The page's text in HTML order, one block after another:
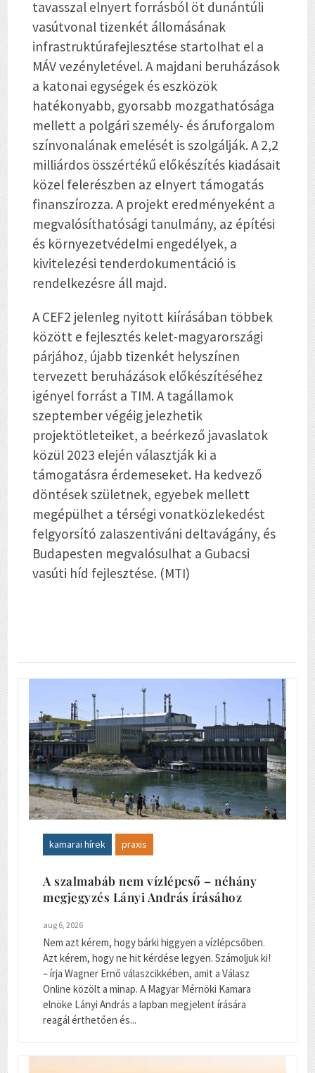
tavasszal elnyert forrásból öt dunántúli
vasútvonal tizenkét állomásának
infrastruktúrafejlesztése startolhat el a
MÁV vezényletével. A majdani beruházások
a katonai egységek és eszközök
hatékonyabb, gyorsabb mozgathatósága
mellett a polgári személy- és áruforgalom
színvonalának emelését is szolgálják. A 2,2
milliárdos összértékű előkészítés kiadásait
közel felerészben az elnyert támogatás
finanszírozza. A projekt eredményeként a
megvalósíthatósági tanulmány, az építési
és környezetvédelmi engedélyek, a
kivitelezési tenderdokumentáció is
rendelkezésre áll majd.
A CEF2 jelenleg nyitott kiírásában többek
között e fejlesztés kelet-magyarországi
párjához, újabb tizenkét helyszínen
tervezett beruházások előkészítéséhez
igényel forrást a TIM. A tagállamok
szeptember végéig jelezhetik
projektötleteiket, a beérkező javaslatok
közül 2023 elején választják ki a
támogatásra érdemeseket. Ha kedvező
döntések születnek, egyebek mellett
megépülhet a térségi vonatközlekedést
felgyorsító zalaszentiváni deltavágány, és
Budapesten megvalósulhat a Gubacsi
vasúti híd fejlesztése. (MTI)
kamarai hírek praxis
A szalmabáb nem vízlépcső – néhány
megjegyzés Lányi András írásához
aug 6, 2026
Nem azt kérem, hogy bárki higgyen a vízlépcsőben.
Azt kérem, hogy ne hit kérdése legyen. Számoljuk ki!
– írja Wagner Ernő válaszcikkében, amit a Válasz
Online közölt a minap. A Magyar Mérnöki Kamara
elnöke Lányi András a lapban megjelent írására
reagál érthetően és...